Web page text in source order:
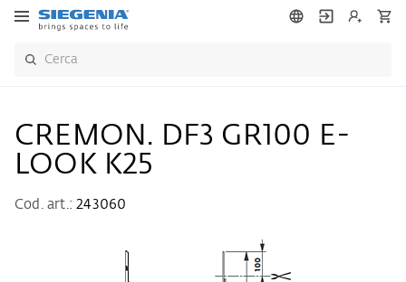
CREMON. DF3 GR100 E-
LOOK K25
Cod. art.:243060